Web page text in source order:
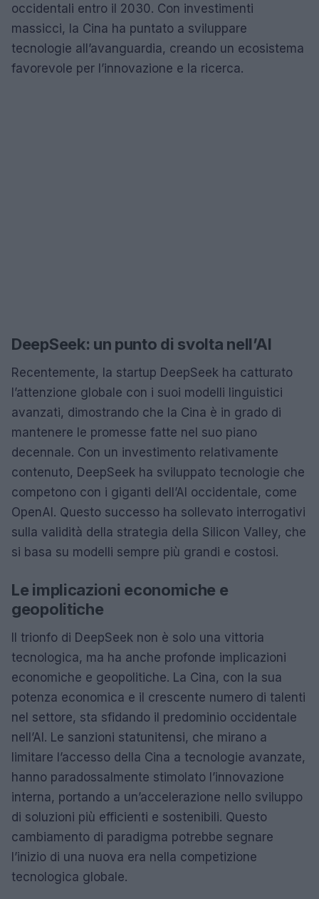
occidentali entro il 2030. Con investimenti
massicci, la Cina ha puntato a sviluppare
tecnologie all’avanguardia, creando un ecosistema
favorevole per l’innovazione e la ricerca.
DeepSeek: un punto di svolta nell’AI
Recentemente, la startup DeepSeek ha catturato
l’attenzione globale con i suoi modelli linguistici
avanzati, dimostrando che la Cina è in grado di
mantenere le promesse fatte nel suo piano
decennale. Con un investimento relativamente
contenuto, DeepSeek ha sviluppato tecnologie che
competono con i giganti dell’AI occidentale, come
OpenAI. Questo successo ha sollevato interrogativi
sulla validità della strategia della Silicon Valley, che
si basa su modelli sempre più grandi e costosi.
Le implicazioni economiche e
geopolitiche
Il trionfo di DeepSeek non è solo una vittoria
tecnologica, ma ha anche profonde implicazioni
economiche e geopolitiche. La Cina, con la sua
potenza economica e il crescente numero di talenti
nel settore, sta sfidando il predominio occidentale
nell’AI. Le sanzioni statunitensi, che mirano a
limitare l’accesso della Cina a tecnologie avanzate,
hanno paradossalmente stimolato l’innovazione
interna, portando a un’accelerazione nello sviluppo
di soluzioni più efficienti e sostenibili. Questo
cambiamento di paradigma potrebbe segnare
l’inizio di una nuova era nella competizione
tecnologica globale.